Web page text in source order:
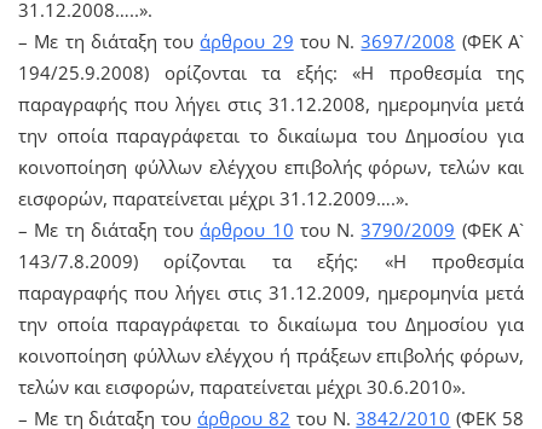
31.12.2008…..».
– Με τη διάταξη τουάρθρου 29 του Ν.3697/2008 (ΦΕΚ Α`
194/25.9.2008) ορίζονται τα εξής: «Η προθεσμία της
παραγραφής που λήγει στις 31.12.2008, ημερομηνία μετά
την οποία παραγράφεται το δικαίωμα του Δημοσίου για
κοινοποίηση φύλλων ελέγχου επιβολής φόρων, τελών και
εισφορών, παρατείνεται μέχρι 31.12.2009….».
– Με τη διάταξη τουάρθρου 10 του Ν.3790/2009 (ΦΕΚ Α`
143/7.8.2009) ορίζονται τα εξής: «Η προθεσμία
παραγραφής που λήγει στις 31.12.2009, ημερομηνία μετά
την οποία παραγράφεται το δικαίωμα του Δημοσίου για
κοινοποίηση φύλλων ελέγχου ή πράξεων επιβολής φόρων,
τελών και εισφορών, παρατείνεται μέχρι 30.6.2010».
– Με τη διάταξη τουάρθρου 82 του Ν.3842/2010 (ΦΕΚ 58